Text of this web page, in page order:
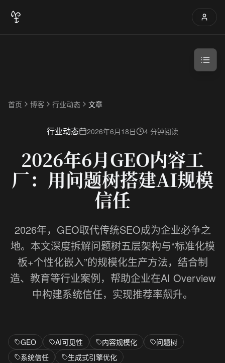
首页 博客 行业动态 文章
行业动态 2026年6月18日 4 分钟阅读
2026年6月GEO内容工
厂：用问题树搭建AI规模
信任
2026年，GEO取代传统SEO成为企业必争之
地。本文深度拆解问题树五层架构与“标准化模
板+个性化嵌入”的规模化生产方法，结合制
造、教育等行业案例，帮助企业在AI Overview
中构建系统信任，实现推荐率飙升。
GEO AI可见性 内容规模化
问题树
系统信任
生成式引擎优化